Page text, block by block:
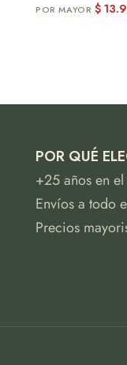
$
POR QUÉ
+25 años en
Envíos a todo
Precios